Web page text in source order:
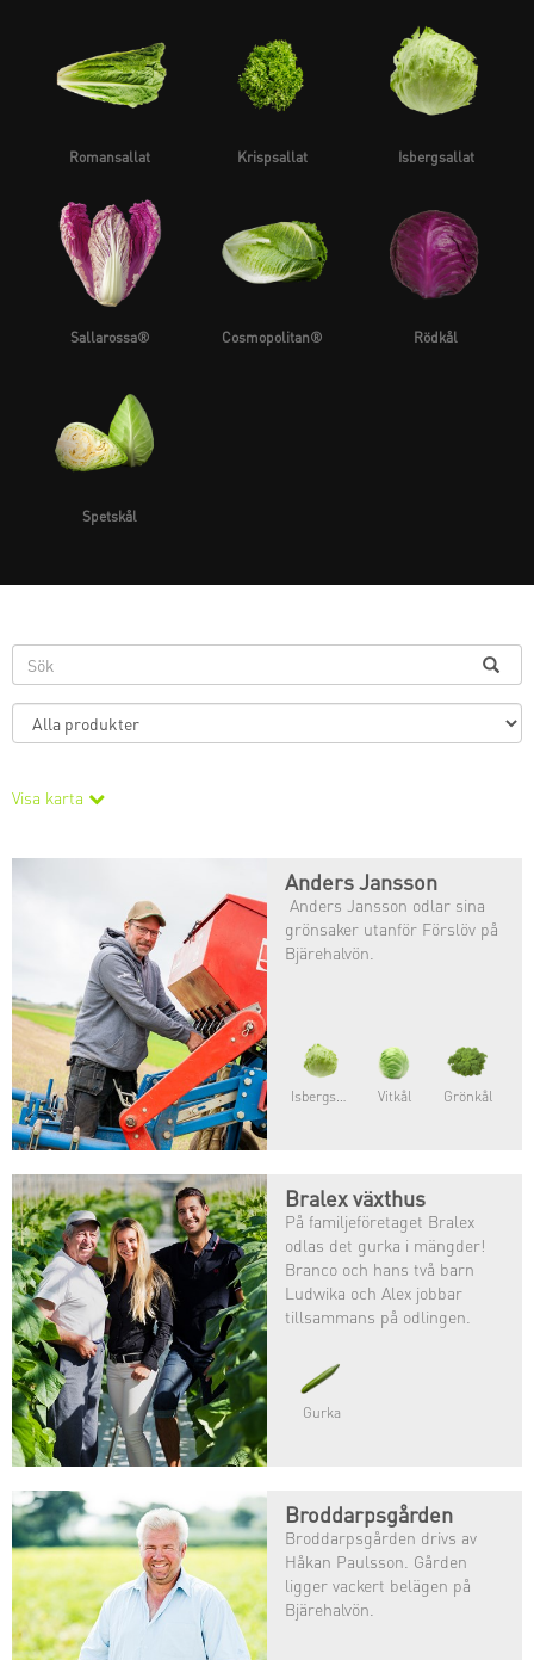
Romansallat Krispsallat Isbergsallat
Sallarossa® Cosmopolitan® Rödkål
Spetskål
Visa karta
Anders Jansson
Anders Jansson odlar sina
grönsaker utanför Förslöv på
Bjärehalvön.
Isbergsallat Vitkål Grönkål
Bralex växthus
På familjeföretaget Bralex
odlas det gurka i mängder!
Branco och hans två barn
Ludwika och Alex jobbar
tillsammans på odlingen.
mest älskade grönsak?
Gurka
Broddarpsgården
Broddarpsgården drivs av
Håkan Paulsson. Gården
ligger vackert belägen på
Bjärehalvön.